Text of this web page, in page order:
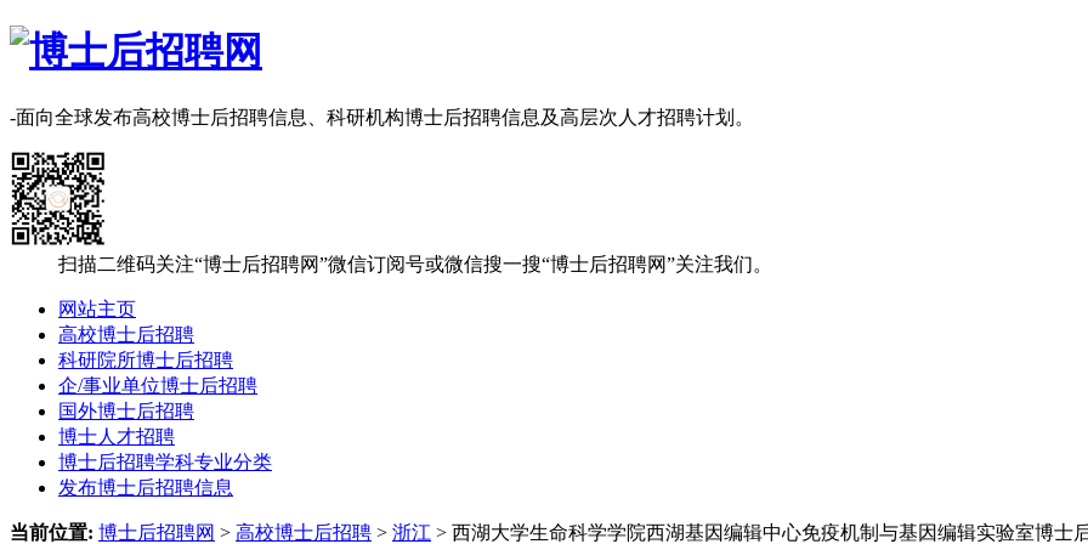
-面向全球发布高校博士后招聘信息、科研机构博士后招聘信息及高层次人才招聘计划。
扫描二维码关注“博士后招聘网”微信订阅号或微信搜一搜“博士后招聘网”关注我们。
网站主页
高校博士后招聘
科研院所博士后招聘
企/事业单位博士后招聘
国外博士后招聘
博士人才招聘
博士后招聘学科专业分类
发布博士后招聘信息
当前位置: 博士后招聘网 > 高校博士后招聘 > 浙江 > 西湖大学生命科学学院西湖基因编辑中心免疫机制与基因编辑实验室博士